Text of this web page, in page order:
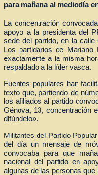
para mañana al mediodía
La concentración
apoyo a la presidenta del
sede del partido, en la calle
Los partidarios de
exactamente a la misma
respaldado a la líder vasca.
Fuentes populares han
texto que, partiendo de
los afiliados al partido
Génova, 13, concentración
difúndelo».
Militantes del Partido
del día un mensaje de
convocaba para que
nacional del partido en
algunas de las personas que